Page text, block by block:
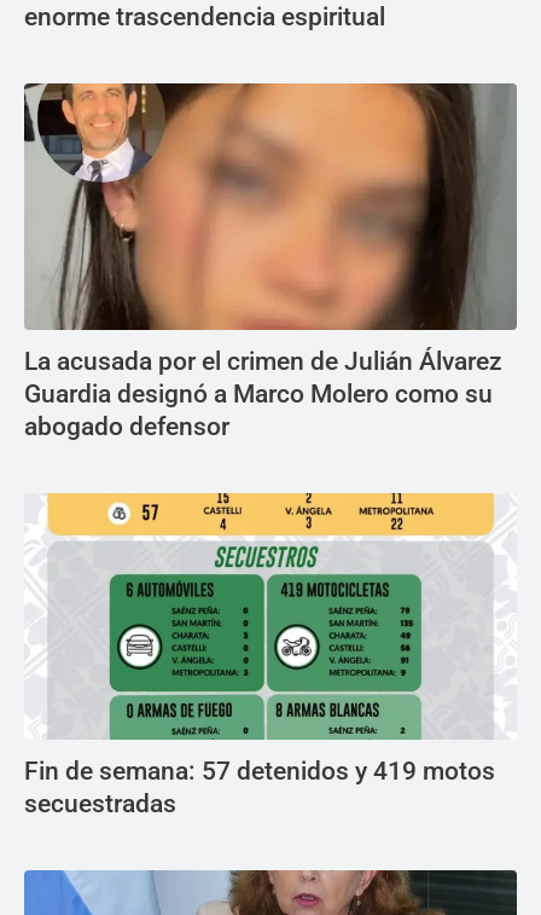
enorme trascendencia espiritual
La acusada por el crimen de Julián Álvarez
Guardia designó a Marco Molero como su
abogado defensor
Fin de semana: 57 detenidos y 419 motos
secuestradas